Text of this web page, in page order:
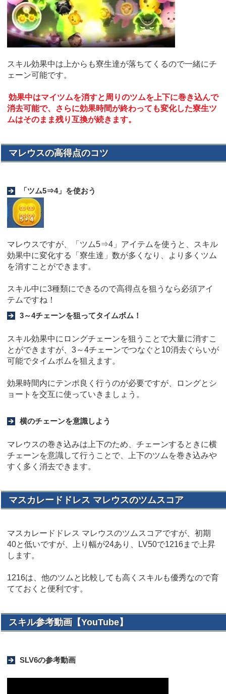
スキル効果中は上からも寮生達が落ちてくるので一緒にチ
ェーン可能です。
効果中はマイツムを消すと周りのツムを上下に巻き込んで
消去可能で、さらに効果時間が終わっても変化した寮生ツ
ムはそのまま残り互換が続きます。
マレウスの高得点のコツ
「ツム5⇒4」を使おう
マレウスですが、「ツム5⇒4」アイテムを使うと、スキル
効果中に変化する「寮生達」数が多くなり、より多くツム
を消すことができます。
スキル中に3種類にできるので高得点を狙うなら必須アイ
テムですね！
3～4チェーンを狙ってタイムボム！
スキル効果中にロングチェーンを狙うことで大量に消すこ
とができますが、3～4チェーンでつなぐと10消去ぐらいが
可能でタイムボムを狙えます。
効果時間内にテンポ良く行うのが必要ですが、ロングとシ
ョートを交互に使っていきましょう。
横のチェーンを意識しよう
マレウスの巻き込みは上下のため、チェーンするときに横
チェーンを意識して行うことで、上下のツムを巻き込みや
すく多く消去できます。
マスカレードドレス マレウスのツムスコア
マスカレードドレス マレウスのツムスコアですが、初期
40と低いですが、上り幅が24あり、LV50で1216まで上昇
します。
1216は、他のツムと比較しても高くスキルも優秀なので育
てておくと便利です。
スキル参考動画【YouTube】
SLV6の参考動画